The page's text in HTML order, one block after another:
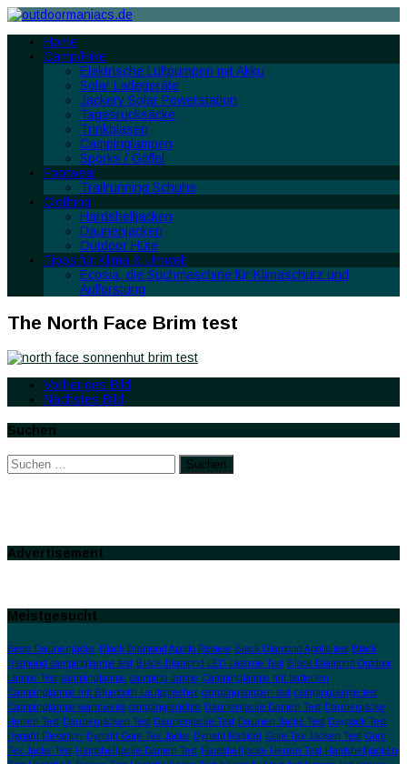
Home
Camp/Hike
Elektrische Luftpumpen mit Akku
Solar Ladegeräte
Jackery Solar Powerstation
Tagesrucksäcke
Trinkblasen
Campinglampen
Sporks / Göffel
Footwear
Trailrunning Schuhe
Clothing
Hardshelljacken
Daunenjacken
Outdoor Hüte
Tipps für Klima & Umwelt
Ecosia, die Suchmaschine für Klimaschutz und
Aufforstung
The North Face Brim test
Vorheriges Bild
Nächstes Bild
Suchen
Suchen
nach:
Advertisement
Meistgesucht
Beste Daunenjacke Black Diamond Apollo Review Black Diamond Apollo test Black
Diamond campinglampe test Black Diamond LED Laterne Test Black Diamond Outdoor
Lampe Test campinglampe camping lampe Campinglampe mit batterien
Campinglampe mit Bluetooth Lautsprecher campinglampen test campinglampe test
Campinglampe warmweiss campingleuchte Daunenjacke Damen Test Daunenjacke
Herren Test Daunenjacken Test Daunenjacke Test Daunen Jacke Test Daypack Test
Dynafit Elevation Dynafit Gore Tex Jacke Dynafit Radical Gore Tex Jacken Test Gore
Tex Jacke Test Hardshelljacke Damen Test Hardshelljacke Herren Test Hardshelljacken